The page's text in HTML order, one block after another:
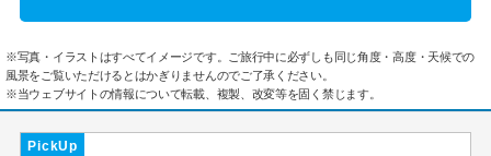
※写真・イラストはすべてイメージです。ご旅行中に必ずしも同じ角度・高度・天候での
風景をご覧いただけるとはかぎりませんのでご了承ください。
※当ウェブサイトの情報について転載、複製、改変等を固く禁じます。
PickUp